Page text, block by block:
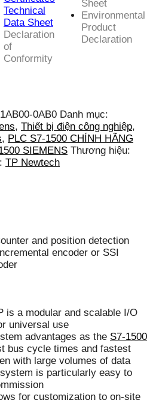
Technical
Data Sheet
Declaration
of
Conformity
Sheet
Environmental
Product
Declaration
0AB0 Danh mục:
, Thiết bị điện công nghiệp,
, PLC S7-1500 CHÍNH HÃNG
SIEMENS Thương hiệu:
TP Newtech
and position detection
encoder or SSI
is a modular and scalable I/O
universal use
advantages as the S7-1500
bus cycle times and fastest
with large volumes of data
is particularly easy to
for customization to on-site